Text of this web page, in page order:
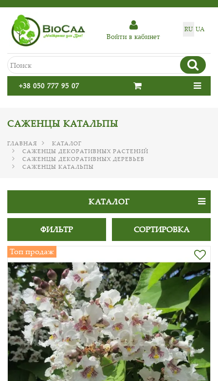
RU UA
Войти в кабинет
+38 050 777 95 07
САЖЕНЦЫ КАТАЛЬПЫ
ГЛАВНАЯ
КАТАЛОГ
САЖЕНЦЫ ДЕКОРАТИВНЫХ РАСТЕНИЙ
САЖЕНЦЫ ДЕКОРАТИВНЫХ ДЕРЕВЬЕВ
САЖЕНЦЫ КАТАЛЬПЫ
КАТАЛОГ
ФИЛЬТР СОРТИРОВКА
Топ продаж